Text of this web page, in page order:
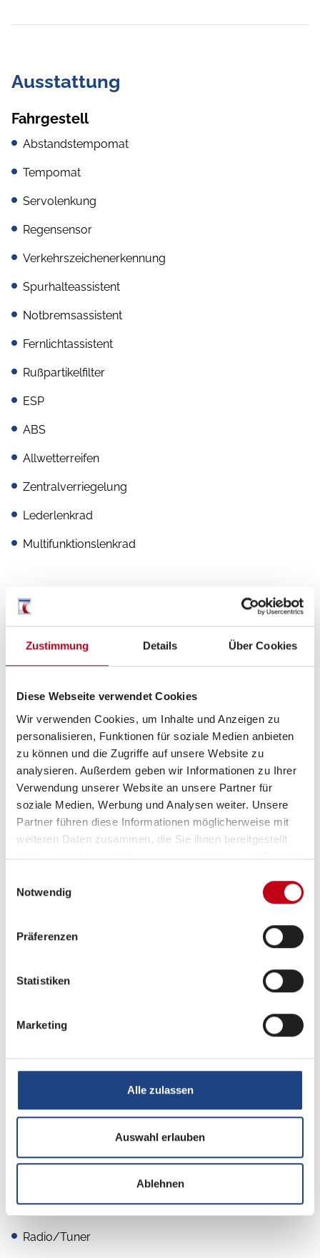
Zustimmung Details Über Cookies
Diese Webseite verwendet Cookies
Wir verwenden Cookies, um Inhalte und Anzeigen zu
personalisieren, Funktionen für soziale Medien anbieten
zu können und die Zugriffe auf unsere Website zu
analysieren. Außerdem geben wir Informationen zu Ihrer
Verwendung unserer Website an unsere Partner für
soziale Medien, Werbung und Analysen weiter. Unsere
Partner führen diese Informationen möglicherweise mit
weiteren Daten zusammen, die Sie ihnen bereitgestellt
haben oder die sie im Rahmen Ihrer Nutzung der Dienste
Notwendig
Präferenzen
Statistiken
Marketing
Alle zulassen
Auswahl erlauben
Ablehnen
Ausstattung
Fahrgestell
Abstandstempomat
Tempomat
Servolenkung
Regensensor
Verkehrszeichenerkennung
Spurhalteassistent
Notbremsassistent
Fernlichtassistent
Rußpartikelfilter
ESP
ABS
Allwetterreifen
Zentralverriegelung
Lederlenkrad
Multifunktionslenkrad
Aufbau
Markise
GFK-Dach
Inneneinrichtung
Bettverbreiterung
Klimaanlage
Multimedia
Navigationssystem
DAB Radio
Radio/Tuner